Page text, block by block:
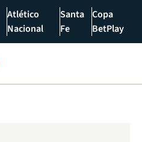
Atlético
Nacional
Santa
Fe
Copa
BetPlay